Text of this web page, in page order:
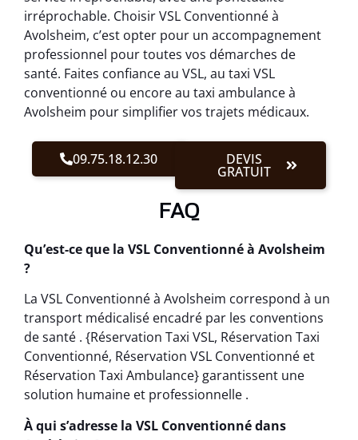
irréprochable. Choisir VSL Conventionné à
Avolsheim, c’est opter pour un accompagnement
professionnel pour toutes vos démarches de
santé. Faites confiance au VSL, au taxi VSL
conventionné ou encore au taxi ambulance à
Avolsheim pour simplifier vos trajets médicaux.
09.75.18.12.30 DEVIS
GRATUIT
FAQ
Qu’est-ce que la VSL Conventionné à Avolsheim
?
La VSL Conventionné à Avolsheim correspond à un
transport médicalisé encadré par les conventions
de santé . {Réservation Taxi VSL, Réservation Taxi
Conventionné, Réservation VSL Conventionné et
Réservation Taxi Ambulance} garantissent une
solution humaine et professionnelle .
À qui s’adresse la VSL Conventionné dans